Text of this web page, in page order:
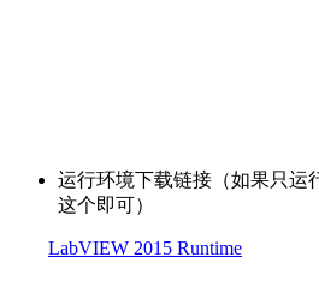
运行环境下载链接（如果只运
这个即可）
LabVIEW 2015 Runtime